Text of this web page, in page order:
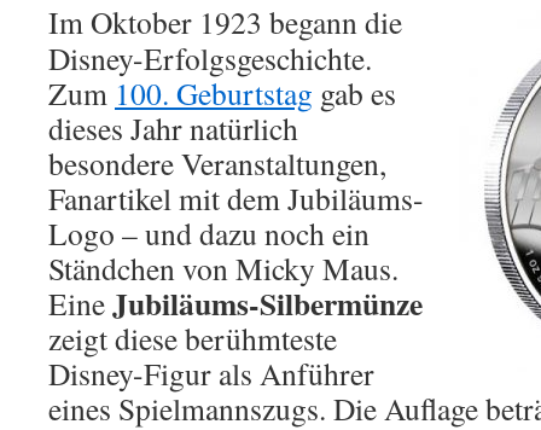
Im Oktober 1923 begann die
Disney-Erfolgsgeschichte.
Zum 100. Geburtstag gab es
dieses Jahr natürlich
besondere Veranstaltungen,
Fanartikel mit dem Jubiläums-
Logo – und dazu noch ein
Ständchen von Micky Maus.
EineJubiläums-Silbermünze
zeigt diese berühmteste
Disney-Figur als Anführer
eines Spielmannszugs. Die Auflage